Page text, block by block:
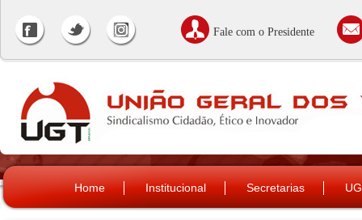
Fale com o Presidente
Home Institucional Secretarias